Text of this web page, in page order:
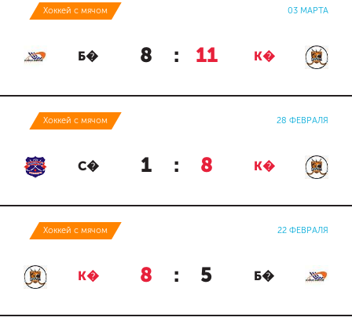
Хоккей с мячом 03 МАРТА
Б� 8 : 11 К�
Хоккей с мячом 28 ФЕВРАЛЯ
С� 1 : 8 К�
Хоккей с мячом 22 ФЕВРАЛЯ
К� 8 : 5 Б�